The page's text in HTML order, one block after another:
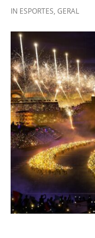
IN ESPORTES, GERAL